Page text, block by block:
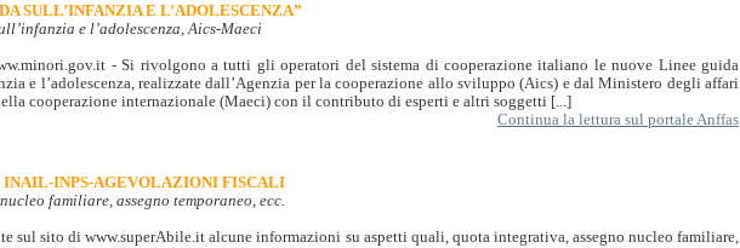
SULL’INFANZIA E L’ADOLESCENZA”
e l’adolescenza, Aics-Maeci
- Si rivolgono a tutti gli operatori del sistema di cooperazione italiano le nuove Linee guida
e l’adolescenza, realizzate dall’Agenzia per la cooperazione allo sviluppo (Aics) e dal Ministero degli affari
cooperazione internazionale (Maeci) con il contributo di esperti e altri soggetti [...]
Continua la lettura sul portale Anffas
INPS-AGEVOLAZIONI FISCALI
familiare, assegno temporaneo, ecc.
sul sito di www.superAbile.it alcune informazioni su aspetti quali, quota integrativa, assegno nucleo familiare,